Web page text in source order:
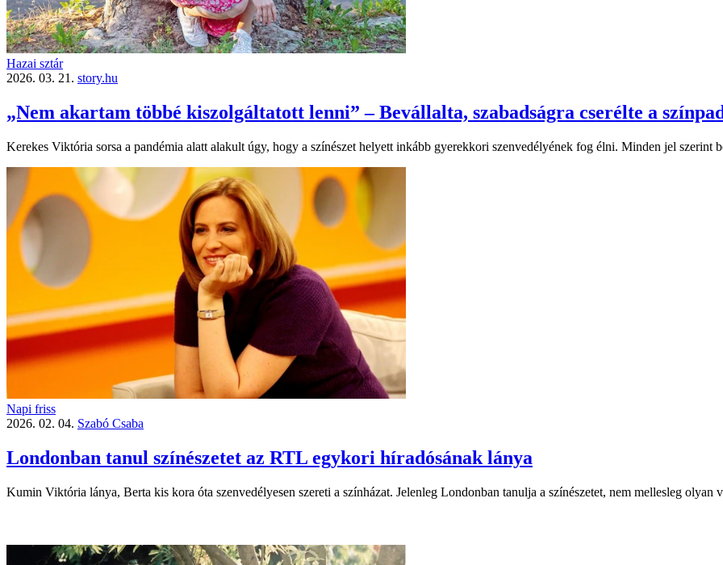
Hazai sztár
2026. 03. 21. story.hu
„Nem akartam többé kiszolgáltatott lenni” – Bevállalta, szabadságra cserélte a
Kerekes Viktória sorsa a pandémia alatt alakult úgy, hogy a színészet helyett inkább gyerekkori szenvedélyének fog élni. Minden jel szerint
Napi friss
2026. 02. 04. Szabó Csaba
Londonban tanul színészetet az RTL egykori híradósának lánya
Kumin Viktória lánya, Berta kis kora óta szenvedélyesen szereti a színházat. Jelenleg Londonban tanulja a színészetet, nem mellesleg